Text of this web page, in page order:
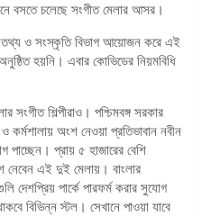
বসতে চলেছে সংগীত মেলার আসর।
তথ্য ও সংস্কৃতি বিভাগ আয়োজন করে এই
হয়নি। এবার কোভিডের নিয়মবিধি
সংগীত শিল্পীরাও। পশ্চিমবঙ্গ সরকার
কর্মশালায় অংশ নেওয়া প্রতিভাবান নবীন
পাচ্ছেন। প্রায় ৫ হাজারের বেশি
নেবেন এই দুই মেলায়। বাংলার
দেশপ্রিয় পার্কে পারফর্ম করার সুযোগ
বিভিন্ন স্টল। সেখানে পাওয়া যাবে